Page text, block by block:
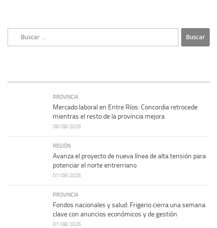
PROVINCIA
Mercado laboral en Entre Ríos: Concordia retrocede
mientras el resto de la provincia mejora
08/08/2026
REGIÓN
Avanza el proyecto de nueva línea de alta tensión para
potenciar el norte entrerriano
07/08/2026
PROVINCIA
Fondos nacionales y salud: Frigerio cierra una semana
clave con anuncios económicos y de gestión
07/08/2026